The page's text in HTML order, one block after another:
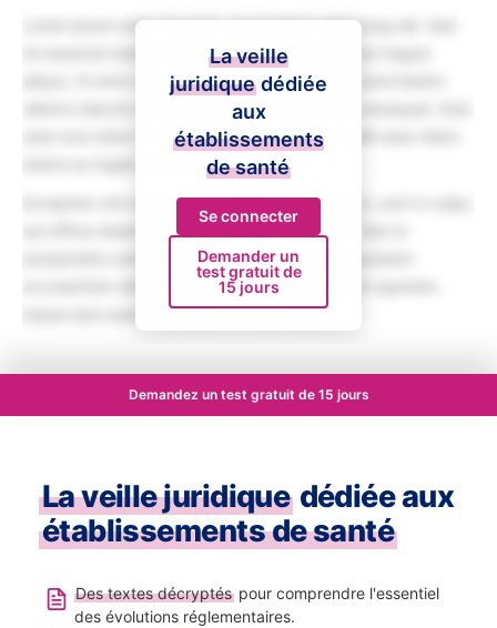
Lorem ipsum dolor sit amet, consectetur adipiscing elit. Sed
do eiusmod tempor incididunt ut labore et dolore magna
aliqua. Ut enim ad minim veniam, quis nostrud exercitation
ullamco laboris nisi ut aliquip ex ea commodo consequat. Duis
aute irure dolor in reprehenderit in voluptate velit esse cillum
dolore eu fugiat nulla pariatur.
Excepteur sint occaecat cupidatat non proident, sunt in culpa
qui officia deserunt mollit anim id est laborum. Sed ut
perspiciatis unde omnis iste natus error sit voluptatem
accusantium doloremque laudantium, totam rem aperiam,
eaque ipsa quae ab illo inventore veritatis.
La veille
juridique dédiée
aux
établissements
de santé
Se connecter
Demander un
test gratuit de
15 jours
Demandez un test gratuit de 15 jours
La veille juridique dédiée aux
établissements de santé
Des textes décryptéspour comprendre l'essentiel
des évolutions réglementaires.